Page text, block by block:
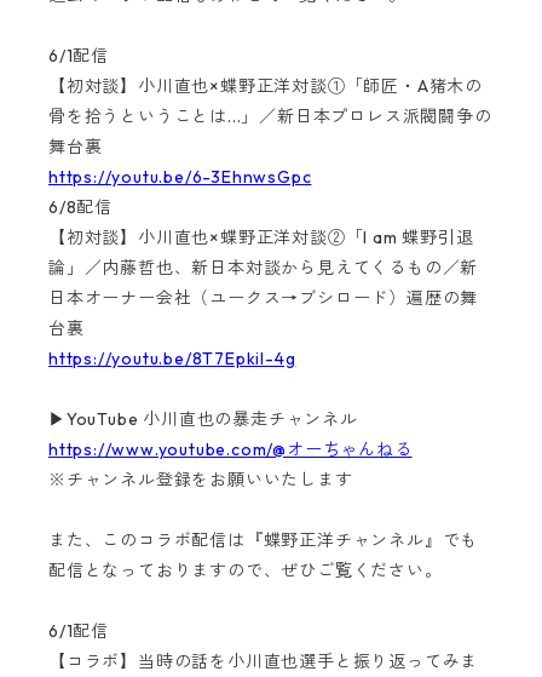
6/1配信
【初対談】小川直也×蝶野正洋対談①「師匠・A猪木の
骨を拾うということは...」／新日本プロレス派閥闘争の
舞台裏
https://youtu.be/6-3EhnwsGpc
6/8配信
【初対談】小川直也×蝶野正洋対談②「I am 蝶野引退
論」／内藤哲也、新日本対談から見えてくるもの／新
日本オーナー会社（ユークス→ブシロード）遍歴の舞
台裏
https://youtu.be/8T7Epkil-4g
▶YouTube 小川直也の暴走チャンネル
https://www.youtube.com/@オーちゃんねる
※チャンネル登録をお願いいたします
また、このコラボ配信は『蝶野正洋チャンネル』でも
配信となっておりますので、ぜひご覧ください。
6/1配信
【コラボ】当時の話を小川直也選手と振り返ってみま